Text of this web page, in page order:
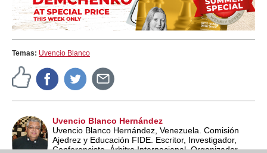
Temas: Uvencio Blanco
Uvencio Blanco Hernández
Uvencio Blanco Hernández, Venezuela. Comisión
Ajedrez y Educación FIDE. Escritor, Investigador,
Conferencista, Árbitro Internacional, Organizador